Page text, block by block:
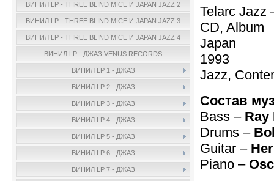
ВИНИЛ LP - THREE BLIND MICE И JAPAN JAZZ 2
ВИНИЛ LP - THREE BLIND MICE И JAPAN JAZZ 3
ВИНИЛ LP - THREE BLIND MICE И JAPAN JAZZ 4
ВИНИЛ LP - ДЖАЗ VENUS RECORDS
ВИНИЛ LP 1 - ДЖАЗ
ВИНИЛ LP 2 - ДЖАЗ
ВИНИЛ LP 3 - ДЖАЗ
ВИНИЛ LP 4 - ДЖАЗ
ВИНИЛ LP 5 - ДЖАЗ
ВИНИЛ LP 6 - ДЖАЗ
ВИНИЛ LP 7 - ДЖАЗ
Telarc Jazz
CD, Album
Japan
1993
Jazz,
Состав
Bass – Ray
Drums –
Guitar –
Piano –